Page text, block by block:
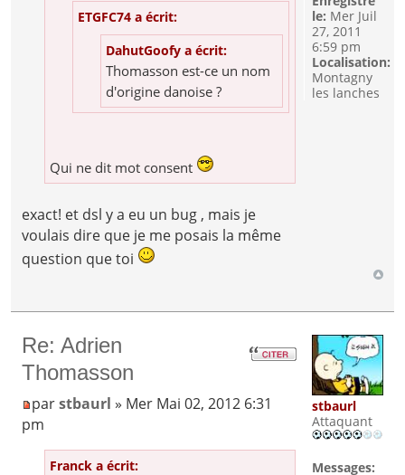
ETGFC74 a écrit:
DahutGoofy a écrit:
Thomasson est-ce un nom
d'origine danoise ?
Qui ne dit mot consent
exact! et dsl y a eu un bug , mais je
voulais dire que je me posais la même
question que toi
le: Mer Juil
27, 2011
6:59 pm
Localisation:
Montagny
les lanches
Re: Adrien
Thomasson
parstbaurl » Mer Mai 02, 2012 6:31
pm
Franck a écrit:
stbaurl
Attaquant
Messages: